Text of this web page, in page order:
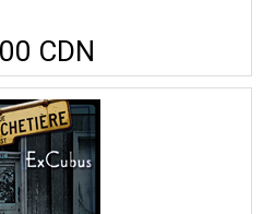
CDN